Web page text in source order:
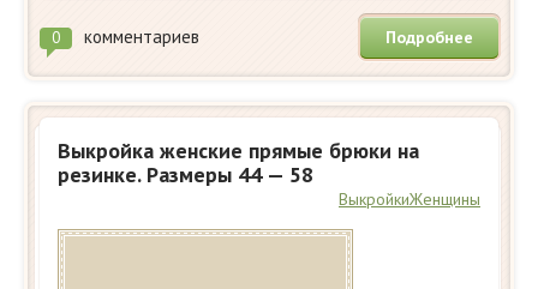
0 комментариев Подробнее
Выкройка женские прямые брюки на
резинке. Размеры 44 — 58
ВыкройкиЖенщины